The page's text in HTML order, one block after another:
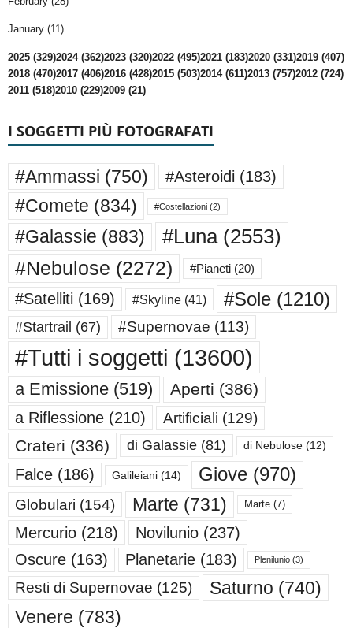
January (11)
2025 (329)2024 (362)2023 (320)2022 (495)2021 (183)2020 (331)2019 (407)
2018 (470)2017 (406)2016 (428)2015 (503)2014 (611)2013 (757)2012 (724)
2011 (518)2010 (229)2009 (21)
I SOGGETTI PIÙ FOTOGRAFATI
#Ammassi (750) #Asteroidi (183)
#Comete (834) #Costellazioni (2)
#Galassie (883) #Luna(2553)
#Nebulose (2272) #Pianeti (20)
#Satelliti (169) #Skyline (41) #Sole (1210)
#Startrail (67) #Supernovae (113)
#Tutti i soggetti (13600)
a Emissione (519) Aperti (386)
a Riflessione (210) Artificiali (129)
Crateri (336) di Galassie (81) di Nebulose (12)
Falce (186) Galileiani (14) Giove (970)
Globulari (154) Marte (731) Marte (7)
Mercurio (218) Novilunio (237)
Oscure (163) Planetarie (183) Plenilunio (3)
Resti di Supernovae (125) Saturno (740)
Venere (783)